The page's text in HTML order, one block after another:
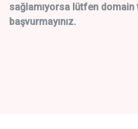
sağlamıyorsa lütfen
başvurmayınız.